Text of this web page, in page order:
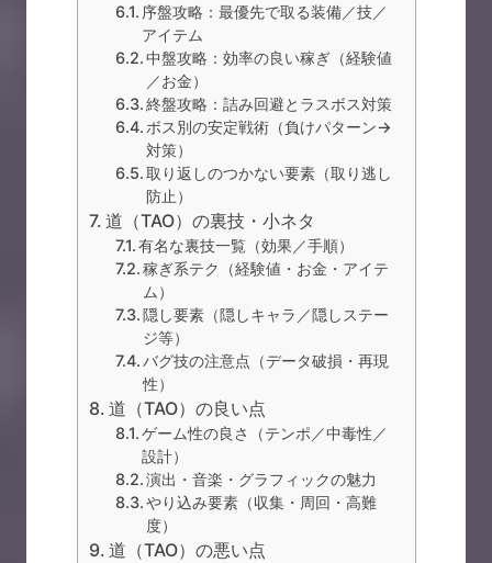
序盤攻略：最優先で取る装備／技／
アイテム
中盤攻略：効率の良い稼ぎ（経験値
／お金）
終盤攻略：詰み回避とラスボス対策
ボス別の安定戦術（負けパターン→
対策）
取り返しのつかない要素（取り逃し
防止）
道（TAO）の裏技・小ネタ
有名な裏技一覧（効果／手順）
稼ぎ系テク（経験値・お金・アイテ
ム）
隠し要素（隠しキャラ／隠しステー
ジ等）
バグ技の注意点（データ破損・再現
性）
道（TAO）の良い点
ゲーム性の良さ（テンポ／中毒性／
設計）
演出・音楽・グラフィックの魅力
やり込み要素（収集・周回・高難
度）
道（TAO）の悪い点